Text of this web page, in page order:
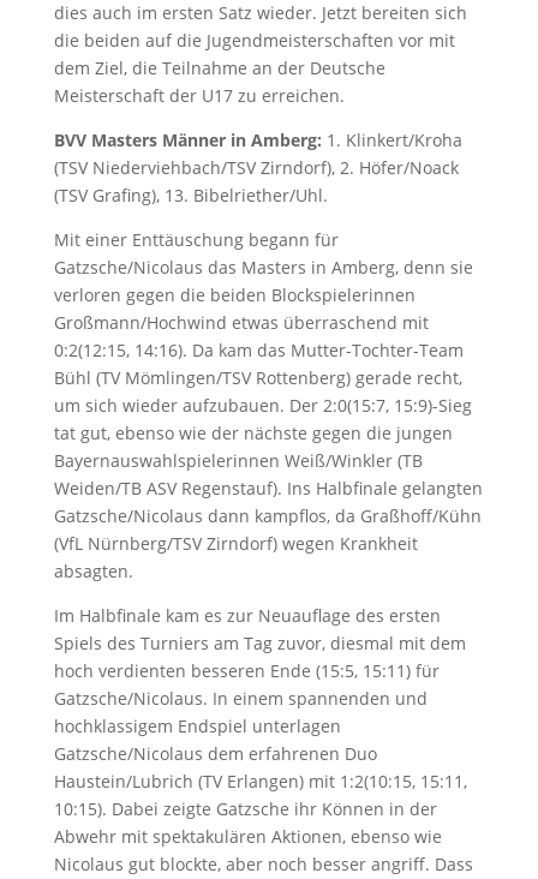
dies auch im ersten Satz wieder. Jetzt bereiten sich
die beiden auf die Jugendmeisterschaften vor mit
dem Ziel, die Teilnahme an der Deutsche
Meisterschaft der U17 zu erreichen.
BVV Masters Männer in Amberg: 1. Klinkert/Kroha
(TSV Niederviehbach/TSV Zirndorf), 2. Höfer/Noack
(TSV Grafing), 13. Bibelriether/Uhl.
Mit einer Enttäuschung begann für
Gatzsche/Nicolaus das Masters in Amberg, denn sie
verloren gegen die beiden Blockspielerinnen
Großmann/Hochwind etwas überraschend mit
0:2(12:15, 14:16). Da kam das Mutter-Tochter-Team
Bühl (TV Mömlingen/TSV Rottenberg) gerade recht,
um sich wieder aufzubauen. Der 2:0(15:7, 15:9)-Sieg
tat gut, ebenso wie der nächste gegen die jungen
Bayernauswahlspielerinnen Weiß/Winkler (TB
Weiden/TB ASV Regenstauf). Ins Halbfinale gelangten
Gatzsche/Nicolaus dann kampflos, da Graßhoff/Kühn
(VfL Nürnberg/TSV Zirndorf) wegen Krankheit
absagten.
Im Halbfinale kam es zur Neuauflage des ersten
Spiels des Turniers am Tag zuvor, diesmal mit dem
hoch verdienten besseren Ende (15:5, 15:11) für
Gatzsche/Nicolaus. In einem spannenden und
hochklassigem Endspiel unterlagen
Gatzsche/Nicolaus dem erfahrenen Duo
Haustein/Lubrich (TV Erlangen) mit 1:2(10:15, 15:11,
10:15). Dabei zeigte Gatzsche ihr Können in der
Abwehr mit spektakulären Aktionen, ebenso wie
Nicolaus gut blockte, aber noch besser angriff. Dass